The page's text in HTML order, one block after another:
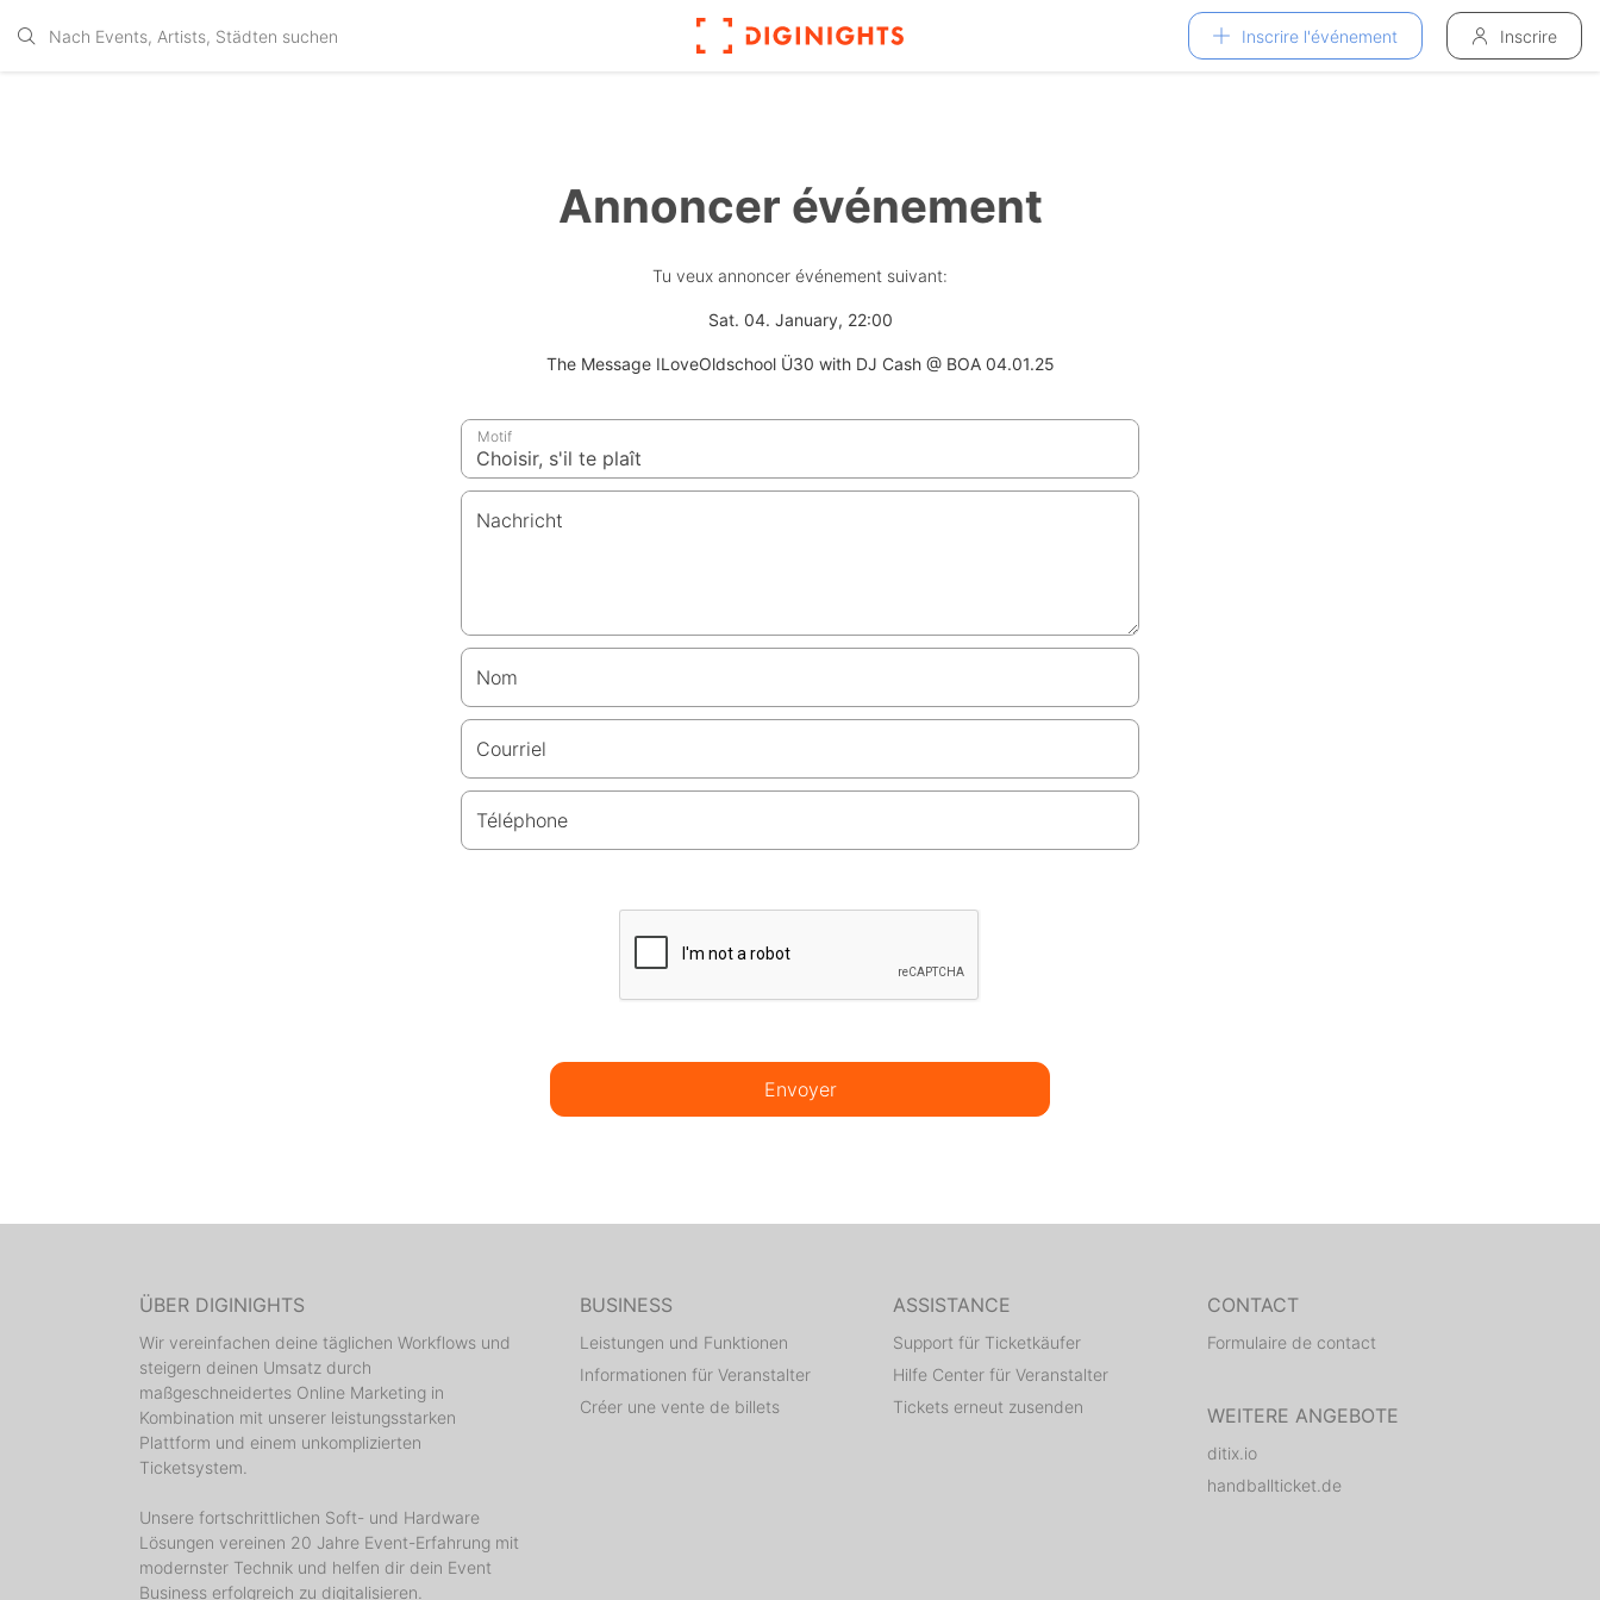
Inscrire l'événement Inscrire
Annoncer événement
Tu veux annoncer événement suivant:
Sat. 04. January, 22:00
The Message ILoveOldschool Ü30 with DJ Cash @ BOA 04.01.25
Motif
Nachricht
Nom
Courriel
Téléphone
Envoyer
ÜBER DIGINIGHTS
Wir vereinfachen deine täglichen Workflows und
steigern deinen Umsatz durch
maßgeschneidertes Online Marketing in
Kombination mit unserer leistungsstarken
Plattform und einem unkomplizierten
Ticketsystem.
Unsere fortschrittlichen Soft- und Hardware
Lösungen vereinen 20 Jahre Event-Erfahrung mit
modernster Technik und helfen dir dein Event
Business erfolgreich zu digitalisieren.
BUSINESS
Leistungen und Funktionen
Informationen für Veranstalter
Créer une vente de billets
ASSISTANCE
Support für Ticketkäufer
Hilfe Center für Veranstalter
Tickets erneut zusenden
CONTACT
Formulaire de contact
WEITERE ANGEBOTE
ditix.io
handballticket.de